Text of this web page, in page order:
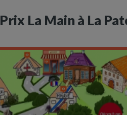
Prix La Main à La